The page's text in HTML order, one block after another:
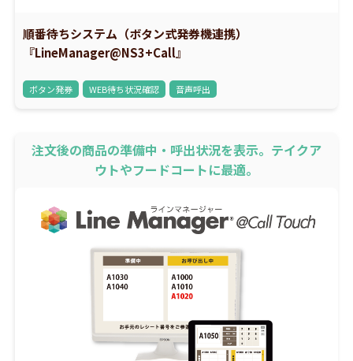
順番待ちシステム（ボタン式発券機連携）
『LineManager@NS3+Call』
ボタン発券 WEB待ち状況確認 音声呼出
注文後の商品の準備中・呼出状況を表示。テイクア
ウトやフードコートに最適。